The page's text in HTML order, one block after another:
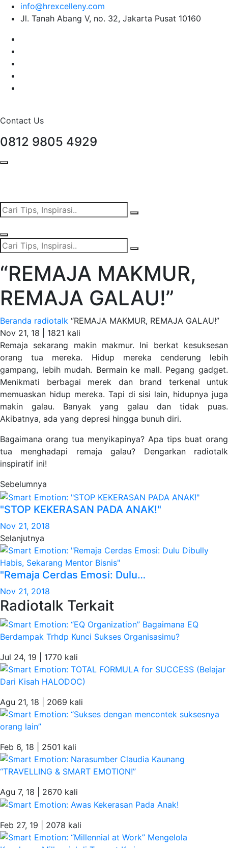
info@hrexcelleny.com
Jl. Tanah Abang V, no. 32, Jakarta Pusat 10160
Contact Us
0812 9805 4929
“REMAJA MAKMUR,
REMAJA GALAU!”
Beranda radiotalk “REMAJA MAKMUR, REMAJA GALAU!”
Nov 21, 18 | 1821 kali
Remaja sekarang makin makmur. Ini berkat kesuksesan
orang tua mereka. Hidup mereka cenderung lebih
gampang, lebih mudah. Bermain ke mall. Pegang gadget.
Menikmati berbagai merek dan brand terkenal untuk
memuaskan hidup mereka. Tapi di sisi lain, hidupnya juga
makin galau. Banyak yang galau dan tidak puas.
Akibatnya, ada yang depresi hingga bunuh diri.
Bagaimana orang tua menyikapinya? Apa tips buat orang
tua menghadapi remaja galau? Dengarkan radiotalk
inspiratif ini!
Sebelumnya
"STOP KEKERASAN PADA ANAK!"
Nov 21, 2018
Selanjutnya
"Remaja Cerdas Emosi: Dulu…
Nov 21, 2018
Radiotalk Terkait
Jul 24, 19 | 1770 kali
Agu 21, 18 | 2069 kali
Feb 6, 18 | 2501 kali
Agu 7, 18 | 2670 kali
Feb 27, 19 | 2078 kali